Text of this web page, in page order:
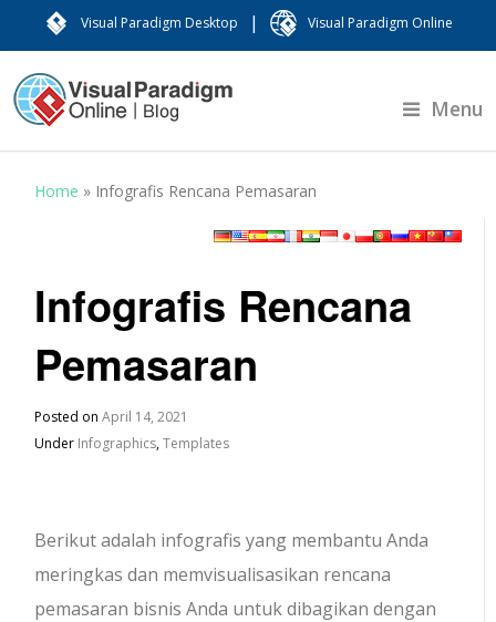
Visual Paradigm Desktop | Visual Paradigm Online
Menu
Home » Infografis Rencana Pemasaran
Infografis Rencana
Pemasaran
Posted onApril 14, 2021
Under Infographics,Templates
Berikut adalah infografis yang membantu Anda
meringkas dan memvisualisasikan rencana
pemasaran bisnis Anda untuk dibagikan dengan